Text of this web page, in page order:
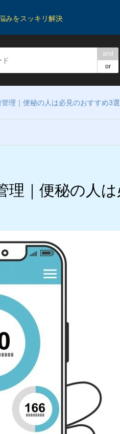
みをスッキリ解決
and
or
理｜便秘の人は必見のおすすめ3選
理｜便秘の人